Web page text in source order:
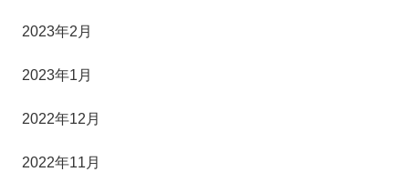
2023年2月
2023年1月
2022年12月
2022年11月